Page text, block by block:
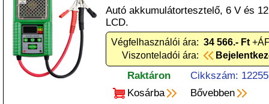
Autó akkumulátortesztelő, 6 V és
LCD.
Végfelhasználói ára: 34 566.- Ft
Viszonteladói ára:
Raktáron
Cikkszám:
Kosárba
Bővebben